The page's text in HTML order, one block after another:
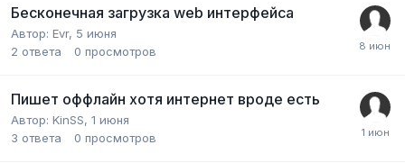
Бесконечная загрузка web интерфейса
Автор: Evr, 5 июня
2 ответа 0 просмотров
Пишет оффлайн хотя интернет вроде есть
Автор: KinSS, 1 июня
3 ответа 0 просмотров